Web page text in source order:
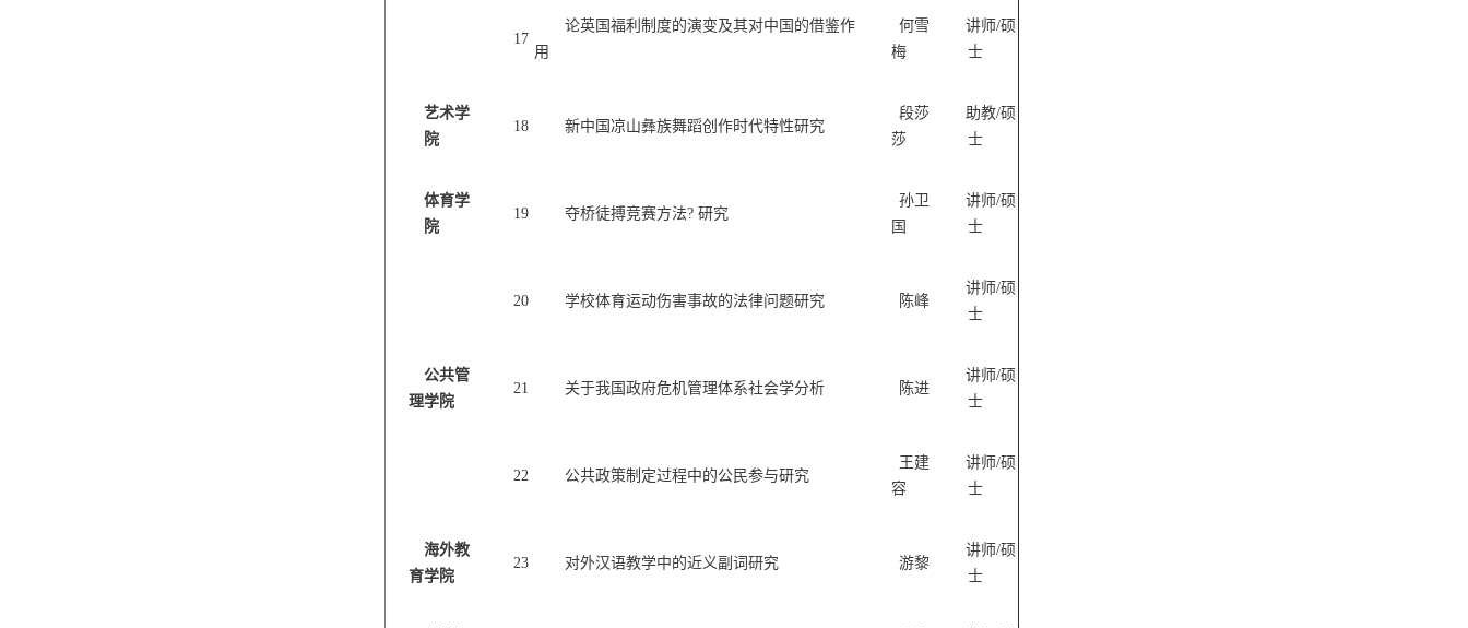
17
论英国福利制度的演变及其对中国的借鉴作
用
何雪
梅
讲师/硕
士
艺术学
院
18 新中国凉山彝族舞蹈创作时代特性研究
段莎
莎
助教/硕
士
体育学
院
19 夺桥徒搏竞赛方法? 研究
孙卫
国
讲师/硕
士
20 学校体育运动伤害事故的法律问题研究 陈峰
讲师/硕
士
公共管
理学院
21 关于我国政府危机管理体系社会学分析 陈进
讲师/硕
士
22 公共政策制定过程中的公民参与研究
王建
容
讲师/硕
士
海外教
育学院
23 对外汉语教学中的近义副词研究 游黎
讲师/硕
士